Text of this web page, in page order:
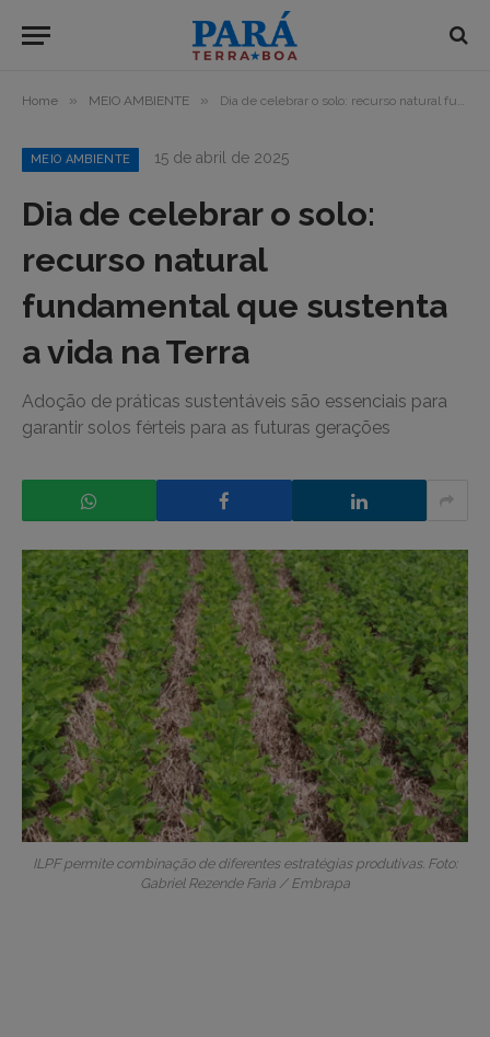
Home » MEIO AMBIENTE » Dia de celebrar o solo: recurso natural fundamental que sustenta a vida na Terra
MEIO AMBIENTE 15 de abril de 2025
Dia de celebrar o solo:
recurso natural
fundamental que sustenta
a vida na Terra
Adoção de práticas sustentáveis são essenciais para
garantir solos férteis para as futuras gerações
ILPF permite combinação de diferentes estratégias produtivas. Foto:
Gabriel Rezende Faria / Embrapa